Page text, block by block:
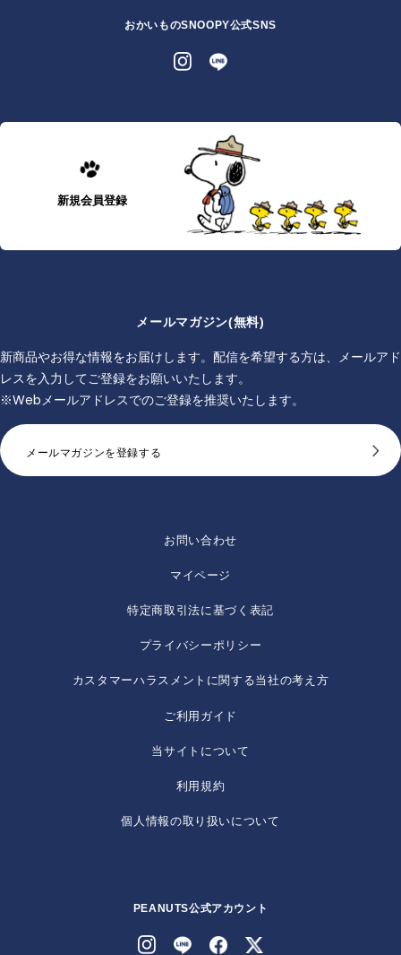
おかいものSNOOPY公式SNS
新規会員登録
メールマガジン(無料)
新商品やお得な情報をお届けします。配信を希望する方は、メールアド
レスを入力してご登録をお願いいたします。
※Webメールアドレスでのご登録を推奨いたします。
メールマガジンを登録する
お問い合わせ
マイページ
特定商取引法に基づく表記
プライバシーポリシー
カスタマーハラスメントに関する当社の考え方
ご利用ガイド
当サイトについて
利用規約
個人情報の取り扱いについて
PEANUTS公式アカウント